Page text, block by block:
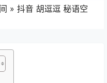
» 抖音 胡逗逗 秘语空